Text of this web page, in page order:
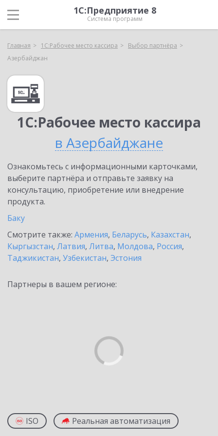
1С:Предприятие 8
Система программ
Главная 1С:Рабочее место кассира
Выбор партнёра
Азербайджан
1С:Рабочее место кассира
в Азербайджане
Ознакомьтесь с информационными карточками,
выберите партнёра и отправьте заявку на
консультацию, приобретение или внедрение
продукта.
Баку
Смотрите также: Армения, Беларусь, Казахстан,
Кыргызстан, Латвия, Литва, Молдова, Россия,
Таджикистан, Узбекистан, Эстония
Партнеры в вашем регионе:
ISO Реальная автоматизация